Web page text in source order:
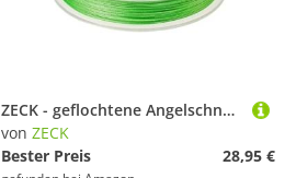
ZECK - geflochtene Angelschnur - Hulk Line 0.43 mm | 160 m
von ZECK
Bester Preis
28,95 €